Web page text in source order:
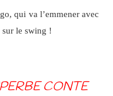
qui va l’emmener avec
le swing !
CONTE